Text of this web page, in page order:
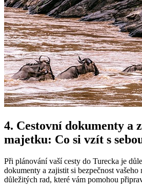
4. Cestovní dokumenty a
majetku: Co si vzít s
Při plánování vaší cesty do Turecka je
dokumenty a zajistit si bezpečnost
důležitých rad, které vám pomohou